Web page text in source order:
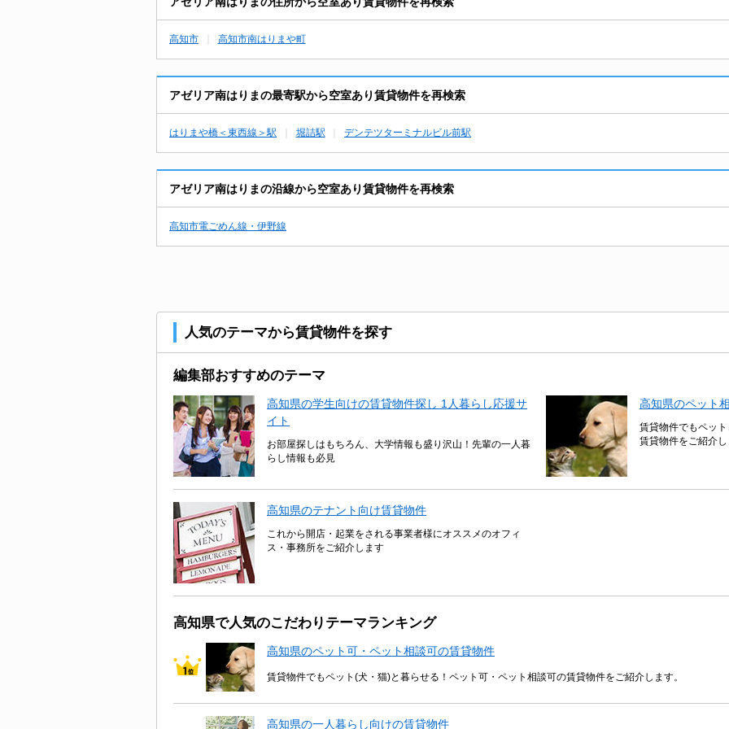
高知市 高知市南はりまや町
アゼリア南はりまの最寄駅から空室あり賃貸物件を再検索
はりまや橋＜東西線＞駅 堀詰駅 デンテツターミナルビル前駅
アゼリア南はりまの沿線から空室あり賃貸物件を再検索
高知市電ごめん線・伊野線
人気のテーマから賃貸物件を探す
編集部おすすめのテーマ
高知県の学生向けの賃貸物件探し 1人暮らし応援サ
イト
お部屋探しはもちろん、大学情報も盛り沢山！先輩の一人暮
らし情報も必見
高知県のペット
賃貸物件でもペッ
賃貸物件をご紹介し
高知県のテナント向け賃貸物件
これから開店・起業をされる事業者様にオススメのオフィ
ス・事務所をご紹介します
高知県で人気のこだわりテーマランキング
高知県のペット可・ペット相談可の賃貸物件
賃貸物件でもペット(犬・猫)と暮らせる！ペット可・ペット相談可の賃貸物件をご紹介します。
高知県の一人暮らし向けの賃貸物件